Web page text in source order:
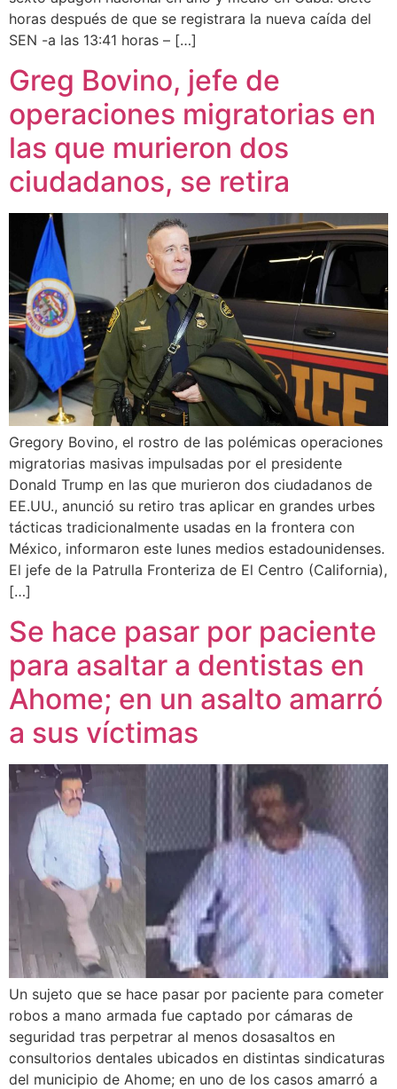
horas después de que se registrara la nueva caída del
SEN -a las 13:41 horas – […]
Greg Bovino, jefe de
operaciones migratorias en
las que murieron dos
ciudadanos, se retira
Gregory Bovino, el rostro de las polémicas operaciones
migratorias masivas impulsadas por el presidente
Donald Trump en las que murieron dos ciudadanos de
EE.UU., anunció su retiro tras aplicar en grandes urbes
tácticas tradicionalmente usadas en la frontera con
México, informaron este lunes medios estadounidenses.
El jefe de la Patrulla Fronteriza de El Centro (California),
[…]
Se hace pasar por paciente
para asaltar a dentistas en
Ahome; en un asalto amarró
a sus víctimas
Un sujeto que se hace pasar por paciente para cometer
robos a mano armada fue captado por cámaras de
seguridad tras perpetrar al menos dosasaltos en
consultorios dentales ubicados en distintas sindicaturas
del municipio de Ahome; en uno de los casos amarró a